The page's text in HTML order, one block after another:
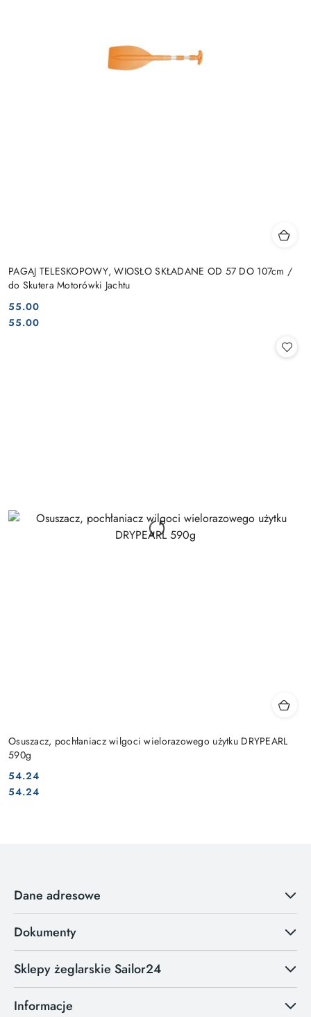
PAGAJ TELESKOPOWY, WIOSŁO SKŁADANE OD 57 DO 107cm /
do Skutera Motorówki Jachtu
Cena:
55.00
Cena:
55.00
Osuszacz, pochłaniacz wilgoci wielorazowego użytku DRYPEARL
590g
Cena:
54.24
Cena:
54.24
Dane adresowe
Dokumenty
Sklepy żeglarskie Sailor24
Informacje